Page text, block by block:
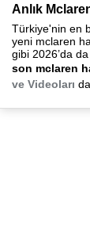
Anlık
Türkiye'nin en
yeni mclaren
gibi 2026’da
son mclaren
ve Videoları